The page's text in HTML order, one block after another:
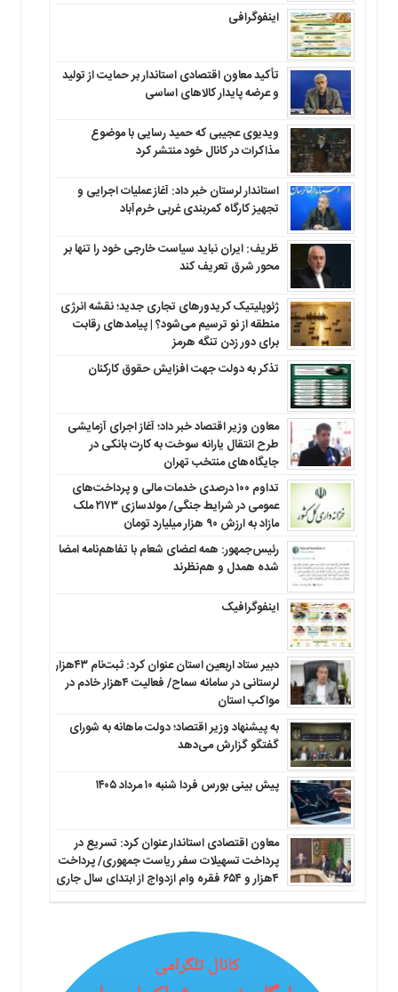
اینفوگرافی
تأکید معاون اقتصادی استاندار بر حمایت از تولید
و عرضه پایدار کالاهای اساسی
ویدیوی عجیبی که حمید رسایی با موضوع
مذاکرات در کانال خود منتشر کرد
استاندار لرستان خبر داد: آغاز عملیات اجرایی و
تجهیز کارگاه کمربندی غربی خرم‌آباد
ظریف: ایران نباید سیاست خارجی خود را تنها بر
محور شرق تعریف کند
ژئوپلیتیک کریدورهای تجاری جدید؛ نقشه انرژی
منطقه‌ از نو ترسیم می‌شود؟ | پیامدهای رقابت
برای دور زدن تنگه هرمز
تذکر به دولت جهت افزایش حقوق کارکنان ‌
معاون وزیر اقتصاد خبر داد؛ آغاز اجرای آزمایشی
طرح انتقال یارانه سوخت به کارت بانکی در
جایگاه‌های منتخب تهران
تداوم ۱۰۰ درصدی خدمات مالی و پرداخت‌های
عمومی در شرایط جنگی/ مولدسازی ۲۱۷۳ ملک
مازاد به ارزش ۹۰ هزار میلیارد تومان
رئیس‌جمهور: همه اعضای شعام با تفاهم‌نامه امضا
شده همدل و هم‌نظرند
اینفوگرافیک
دبیر ستاد اربعین استان عنوان کرد: ثبت‌نام ۴۳هزار
لرستانی در سامانه سماح/ فعالیت ۴هزار خادم در
مواکب استان
به پیشنهاد وزیر اقتصاد؛ دولت ماهانه به شورای
گفتگو گزارش می‌دهد
پیش بینی بورس فردا شنبه ۱۰ مرداد ۱۴۰۵
معاون اقتصادی استاندار عنوان کرد: تسریع در
پرداخت تسهیلات سفر ریاست جمهوری/ پرداخت
۴هزار و ۶۵۴ فقره وام ازدواج از ابتدای سال جاری